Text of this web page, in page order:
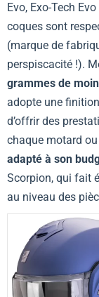
Evo, Exo-Tech
coques sont
(marque de
perspiscacité !).
grammes de
adopte une
d’offrir des
chaque motard
adapté à son
Scorpion, qui fait
au niveau des